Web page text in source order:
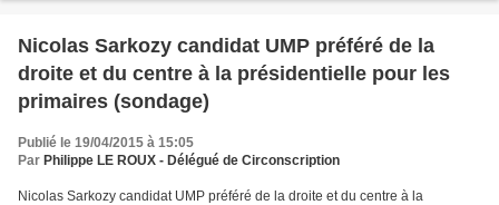
Nicolas Sarkozy candidat UMP préféré de la
droite et du centre à la présidentielle pour les
primaires (sondage)
Publié le 19/04/2015 à 15:05
Par Philippe LE ROUX - Délégué de Circonscription
Nicolas Sarkozy candidat UMP préféré de la droite et du centre à la